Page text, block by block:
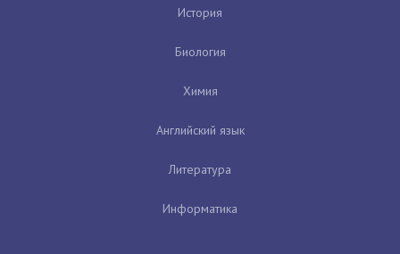
История
Биология
Химия
Английский язык
Литература
Информатика